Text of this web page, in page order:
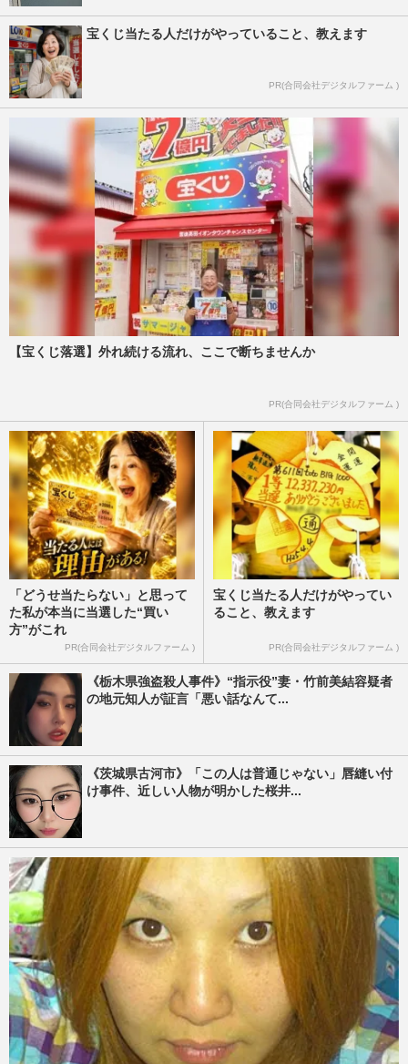
宝くじ当たる人だけがやっていること、教えます
PR(合同会社デジタルファーム )
【宝くじ落選】外れ続ける流れ、ここで断ちませんか
PR(合同会社デジタルファーム )
「どうせ当たらない」と思って
た私が本当に当選した“買い
方”がこれ
PR(合同会社デジタルファーム )
宝くじ当たる人だけがやってい
ること、教えます
PR(合同会社デジタルファーム )
《栃木県強盗殺人事件》“指示役”妻・竹前美結容疑者
の地元知人が証言「悪い話なんて...
《茨城県古河市》「この人は普通じゃない」唇縫い付
け事件、近しい人物が明かした桜井...